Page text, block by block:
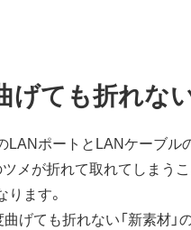
げても折れない
LANポートとLANケーブル
ツメが折れて取れてしまう
ます。
げても折れない「新素材」